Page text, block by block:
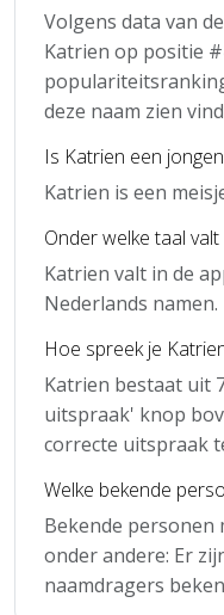
Volgens data van
Katrien op positie
deze naam zien
Is Katrien een
Katrien is een
Onder welke taal valt
Katrien valt in de
Nederlands namen.
Hoe spreek je
Katrien bestaat uit
uitspraak' knop
correcte uitspraak
Welke bekende
Bekende personen
onder andere: Er
naamdragers